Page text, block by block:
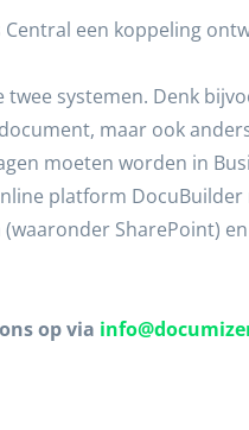
een koppeling
systemen. Denk
maar ook
moeten worden in
platform
SharePoint) en
op via